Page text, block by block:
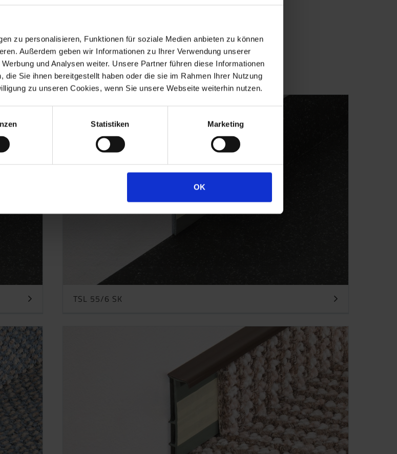
zu personalisieren, Funktionen für soziale Medien anbieten zu können
Außerdem geben wir Informationen zu Ihrer Verwendung unserer
und Analysen weiter. Unsere Partner führen diese Informationen
Sie ihnen bereitgestellt haben oder die sie im Rahmen Ihrer Nutzung
zu unseren Cookies, wenn Sie unsere Webseite weiterhin nutzen.
Statistiken Marketing
OK
TSL 55/6 SK